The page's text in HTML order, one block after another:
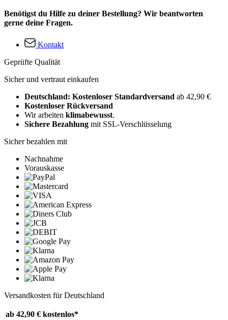
Benötigst du Hilfe zu deiner Bestellung? Wir beantworten
gerne deine Fragen.
Kontakt
Geprüfte Qualität
Sicher und vertraut einkaufen
Deutschland: Kostenloser Standardversand ab 42,90 €
Kostenloser Rückversand
Wir arbeiten klimabewusst.
Sichere Bezahlung mit SSL-Verschlüsselung
Sicher bezahlen mit
Nachnahme
Vorauskasse
Versandkosten für Deutschland
ab 42,90 € kostenlos*